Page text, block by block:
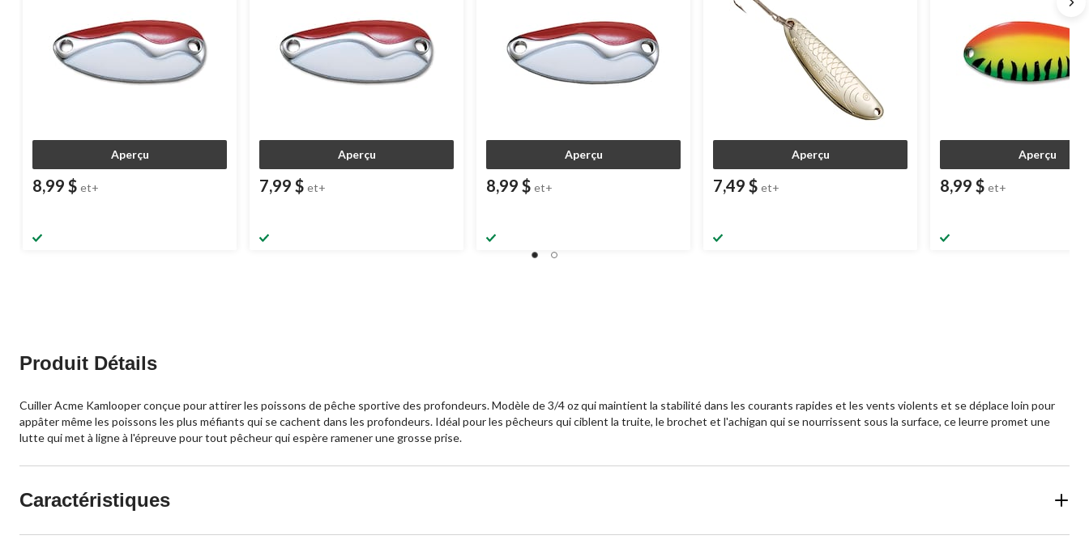
Aperçu
8,99 $ et+
Aperçu
7,99 $ et+
Aperçu
8,99 $ et+
Aperçu
7,49 $ et+
Aperçu
8,99 $ et+
Produit Détails
Cuiller Acme Kamlooper conçue pour attirer les poissons de pêche sportive des profondeurs. Modèle de 3/4 oz qui maintient la stabilité dans les courants rapides et les vents violents et se déplace loin pour
appâter même les poissons les plus méfiants qui se cachent dans les profondeurs. Idéal pour les pêcheurs qui ciblent la truite, le brochet et l'achigan qui se nourrissent sous la surface, ce leurre promet une
lutte qui met à ligne à l'épreuve pour tout pêcheur qui espère ramener une grosse prise.
Caractéristiques